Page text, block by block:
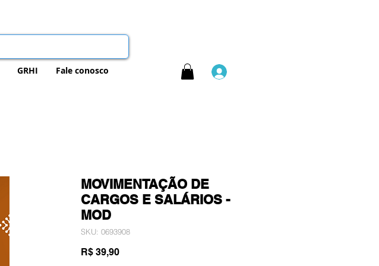
GRHI Fale conosco
MOVIMENTAÇÃO DE
CARGOS E SALÁRIOS -
MOD
SKU: 0693908
R$ 39,90Preço